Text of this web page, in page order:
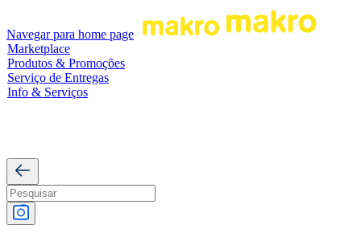
Navegar para home page
Marketplace
Produtos & Promoções
Serviço de Entregas
Info & Serviços